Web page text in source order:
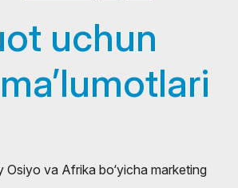
uchun
Osiyo va Afrika bo‘yicha marketing